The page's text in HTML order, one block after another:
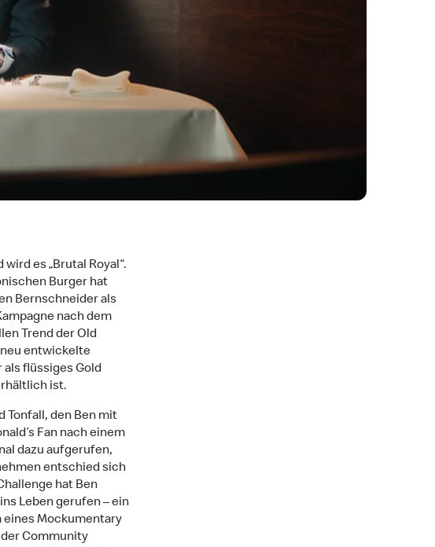
es „Brutal Royal“.
Burger hat
Bernschneider als
nach dem
Trend der Old
entwickelte
flüssiges Gold
ist.
Tonfall, den Ben mit
Fan nach einem
dazu aufgerufen,
entschied sich
hat Ben
Leben gerufen – ein
eines Mockumentary
Community